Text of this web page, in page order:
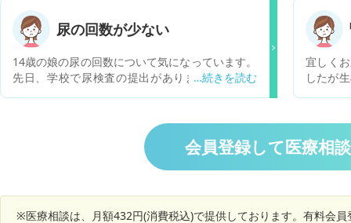
の説明があり、良性か悪性か現時点でははっきり
しないものの、それなりの大きさなので、左側の
腎臓を全適する必要が有るとのことで、5月半ば
に手術日が決定しました。排尿時の不快症状と腎
臓の腫瘍は基本的に無関係とのことで、偶然発見
された形ですので、私たちにしてみれば、あまり
に急な展開で少しびっくりしています。またそれ
ニオンを求めるなら紹介状も出していただけると
いうことなのですが、あまり時間がかかってよく
ないことになってもいけないし、家内も仕事があ
けないと、次は８月になってしまうそうです。４
月初めに再度説明があるそうなので、その時は自
内科で
方がよ
を受け
しょう
かって
ですが、
尿の回数が少ない
14歳の娘の尿の回数について気になっています。
先日、学校で尿検査の提出がありました。 提出
先生に状況を話したところ、なんとか頑張って出
してと言われて、頑張ったところ、やっと出たそ
うですが、提出する量ギリギリしか出なかったと
ような気がするのと、朝イチで出ないのが気にな
宜しく
したが
たりと
ら痛み
が良い
ると生
会員登録して医療相
※医療相談は、月額432円(消費税込)で提供しております。有料会